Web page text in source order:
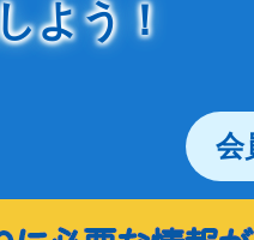
よう！
会